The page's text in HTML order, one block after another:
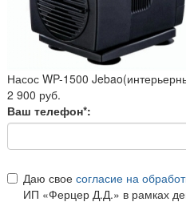
Насос WP-1500
2 900 руб.
Ваш телефон*:
Даю свое согласие на
ИП «Ферцер Д.Д.» в рамках